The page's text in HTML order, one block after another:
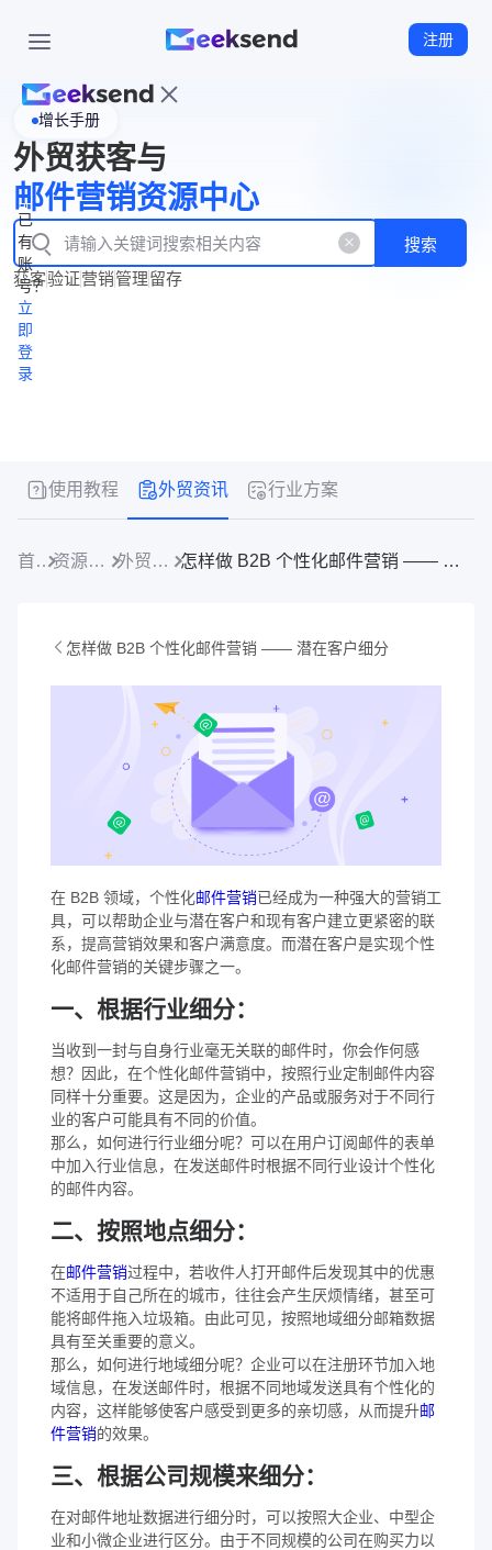
注册
页
WhatsApp
企业号
New
产
品
功
能
产
品
价
格
资
源
中
心
立
即
注
册
已
有
账
号？
立
即
登
录
增长手册
外贸获客与
邮件营销资源中心
搜索
获客验证营销管理留存
使用教程 外贸资讯 行业方案
首页 资源中心 外贸资讯 怎样做 B2B 个性化邮件营销 —— 潜在客户细分
怎样做 B2B 个性化邮件营销 —— 潜在客户细分
在 B2B 领域，个性化邮件营销已经成为一种强大的营销工
具，可以帮助企业与潜在客户和现有客户建立更紧密的联
系，提高营销效果和客户满意度。而潜在客户是实现个性
化邮件营销的关键步骤之一。
一、根据行业细分：​
当收到一封与自身行业毫无关联的邮件时，你会作何感
想？因此，在个性化邮件营销中，按照行业定制邮件内容
同样十分重要。这是因为，企业的产品或服务对于不同行
业的客户可能具有不同的价值。
那么，如何进行行业细分呢？可以在用户订阅邮件的表单
中加入行业信息，在发送邮件时根据不同行业设计个性化
的邮件内容。
二、按照地点细分：
在邮件营销过程中，若收件人打开邮件后发现其中的优惠
不适用于自己所在的城市，往往会产生厌烦情绪，甚至可
能将邮件拖入垃圾箱。由此可见，按照地域细分邮箱数据
具有至关重要的意义。
那么，如何进行地域细分呢？企业可以在注册环节加入地
域信息，在发送邮件时，根据不同地域发送具有个性化的
内容，这样能够使客户感受到更多的亲切感，从而提升邮
件营销的效果。
三、根据公司规模来细分：
在对邮件地址数据进行细分时，可以按照大企业、中型企
业和小微企业进行区分。由于不同规模的公司在购买力以